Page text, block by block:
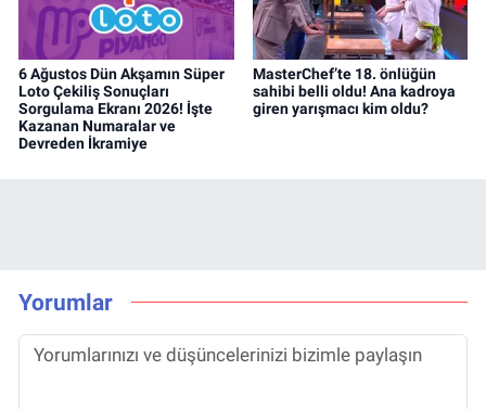
6 Ağustos Dün Akşamın Süper
Loto Çekiliş Sonuçları
Sorgulama Ekranı 2026! İşte
Kazanan Numaralar ve
Devreden İkramiye
MasterChef’te 18. önlüğün
sahibi belli oldu! Ana kadroya
giren yarışmacı kim oldu?
Yorumlar